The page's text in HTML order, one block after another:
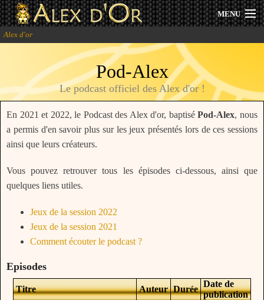
MENU
Actualités
Session 2025
Archives
Forum
Se connecter
S'inscrire
Alex d'or
Pod-Alex
Le podcast officiel des Alex d'or !
En 2021 et 2022, le Podcast des Alex d'or, baptiséPod-Alex, nous
a permis d'en savoir plus sur les jeux présentés lors de ces sessions
ainsi que leurs créateurs.
Vous pouvez retrouver tous les épisodes ci-dessous, ainsi que
quelques liens utiles.
Jeux de la session 2022
Jeux de la session 2021
Comment écouter le podcast ?
Episodes
Titre Auteur Durée
Date de
publication